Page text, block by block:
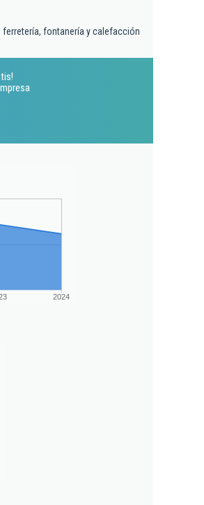
fontanería y calefacción
2024